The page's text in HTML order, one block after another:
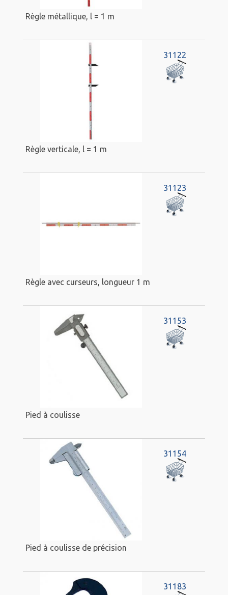
Règle métallique, l = 1 m
31122
Règle verticale, l = 1 m
31123
Règle avec curseurs, longueur 1 m
31153
Pied à coulisse
31154
Pied à coulisse de précision
31183